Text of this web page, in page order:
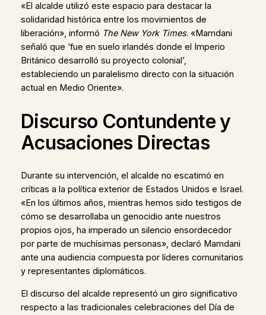
«El alcalde utilizó este espacio para destacar la
solidaridad histórica entre los movimientos de
liberación», informó The New York Times. «Mamdani
señaló que ‘fue en suelo irlandés donde el Imperio
Británico desarrolló su proyecto colonial’,
estableciendo un paralelismo directo con la situación
actual en Medio Oriente».
Discurso Contundente y
Acusaciones Directas
Durante su intervención, el alcalde no escatimó en
críticas a la política exterior de Estados Unidos e Israel.
«En los últimos años, mientras hemos sido testigos de
cómo se desarrollaba un genocidio ante nuestros
propios ojos, ha imperado un silencio ensordecedor
por parte de muchísimas personas», declaró Mamdani
ante una audiencia compuesta por líderes comunitarios
y representantes diplomáticos.
El discurso del alcalde representó un giro significativo
respecto a las tradicionales celebraciones del Día de